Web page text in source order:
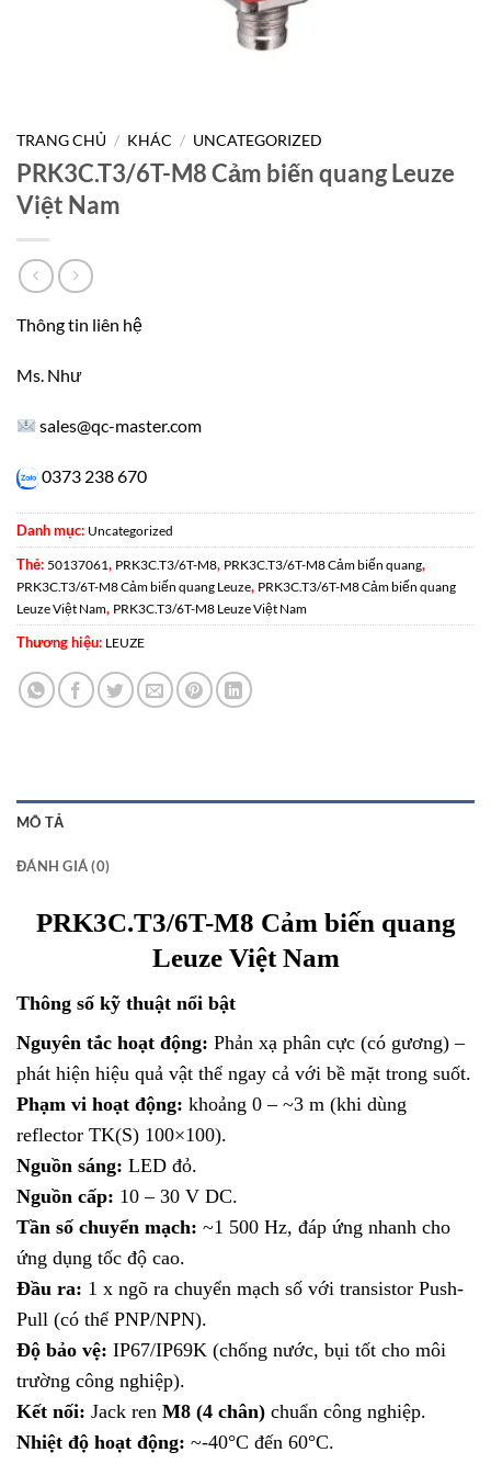
TRANG CHỦ / KHÁC / UNCATEGORIZED
PRK3C.T3/6T-M8 Cảm biến quang Leuze
Việt Nam
Thông tin liên hệ
Ms. Như
sales@qc-master.com
0373 238 670
Danh mục: Uncategorized
Thẻ: 50137061, PRK3C.T3/6T-M8, PRK3C.T3/6T-M8 Cảm biến quang,
PRK3C.T3/6T-M8 Cảm biến quang Leuze, PRK3C.T3/6T-M8 Cảm biến quang
Leuze Việt Nam, PRK3C.T3/6T-M8 Leuze Việt Nam
Thương hiệu: LEUZE
MÔ TẢ
ĐÁNH GIÁ (0)
PRK3C.T3/6T-M8 Cảm biến quang
Leuze Việt Nam
Thông số kỹ thuật nổi bật
Nguyên tắc hoạt động: Phản xạ phân cực (có gương) –
phát hiện hiệu quả vật thể ngay cả với bề mặt trong suốt.
Phạm vi hoạt động: khoảng 0 – ~3 m (khi dùng
reflector TK(S) 100×100).
Nguồn sáng: LED đỏ.
Nguồn cấp: 10 – 30 V DC.
Tần số chuyển mạch: ~1 500 Hz, đáp ứng nhanh cho
ứng dụng tốc độ cao.
Đầu ra: 1 x ngõ ra chuyển mạch số với transistor Push-
Pull (có thể PNP/NPN).
Độ bảo vệ: IP67/IP69K (chống nước, bụi tốt cho môi
trường công nghiệp).
Kết nối: Jack ren M8 (4 chân) chuẩn công nghiệp.
Nhiệt độ hoạt động: ~-40°C đến 60°C.